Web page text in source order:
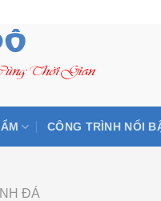
CÔNG TRÌNH NỔI
ĐÁ